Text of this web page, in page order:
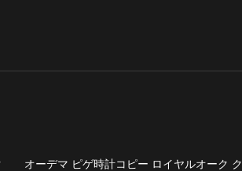
オーデマ ピゲ時計コピー ロイヤルオーク ク